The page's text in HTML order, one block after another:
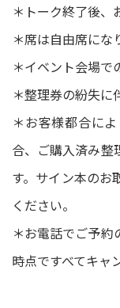
＊トーク終了後、
＊席は自由席にな
＊イベント会場で
＊整理券の紛失に
＊お客様都合に
合、ご購入済み整
す。サイン本のお
ください。
＊お電話でご予
時点ですべてキャ